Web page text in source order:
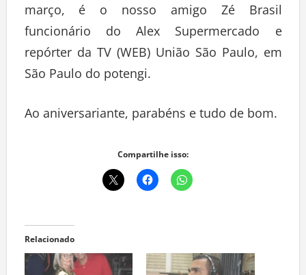
março, é o nosso amigo Zé Brasil
funcionário do Alex Supermercado e
repórter da TV (WEB) União São Paulo, em
São Paulo do potengi.
Ao aniversariante, parabéns e tudo de bom.
Compartilhe isso:
Relacionado